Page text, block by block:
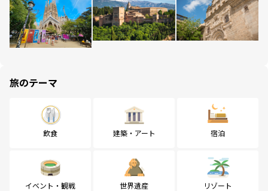
旅のテーマ
飲食 建築・アート 宿泊
イベント・観戦 世界遺産 リゾート